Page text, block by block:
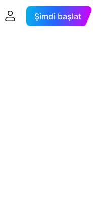
Şimdi başlat